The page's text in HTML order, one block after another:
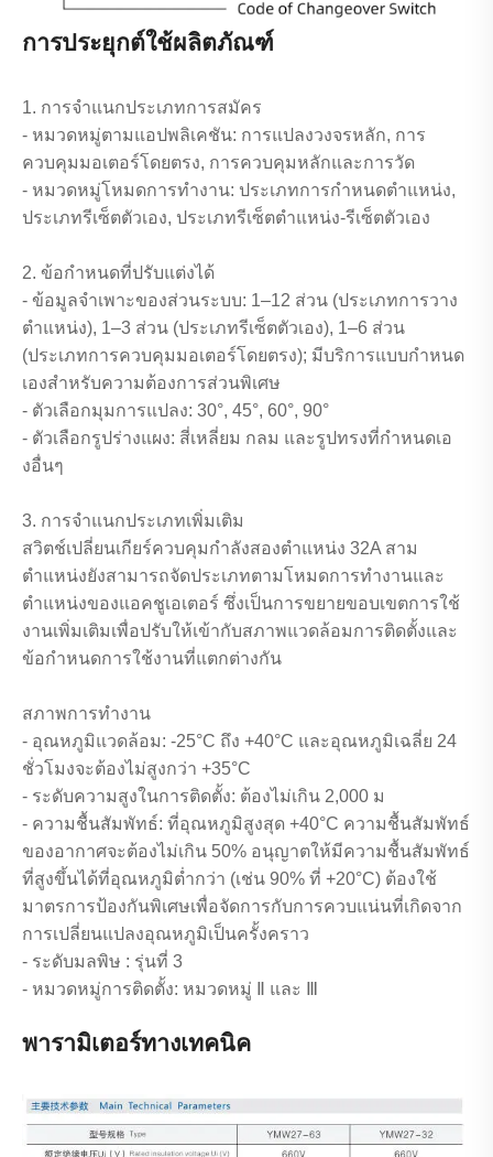
การประยุกต์ใช้ผลิตภัณฑ์
1. การจำแนกประเภทการสมัคร
- หมวดหมู่ตามแอปพลิเคชัน: การแปลงวงจรหลัก, การ
ควบคุมมอเตอร์โดยตรง, การควบคุมหลักและการวัด
- หมวดหมู่โหมดการทำงาน: ประเภทการกำหนดตำแหน่ง,
ประเภทรีเซ็ตตัวเอง, ประเภทรีเซ็ตตำแหน่ง-รีเซ็ตตัวเอง
2. ข้อกำหนดที่ปรับแต่งได้
- ข้อมูลจำเพาะของส่วนระบบ: 1–12 ส่วน (ประเภทการวาง
ตำแหน่ง), 1–3 ส่วน (ประเภทรีเซ็ตตัวเอง), 1–6 ส่วน
(ประเภทการควบคุมมอเตอร์โดยตรง); มีบริการแบบกำหนด
เองสำหรับความต้องการส่วนพิเศษ
- ตัวเลือกมุมการแปลง: 30°, 45°, 60°, 90°
- ตัวเลือกรูปร่างแผง: สี่เหลี่ยม กลม และรูปทรงที่กำหนดเอ
งอื่นๆ
3. การจำแนกประเภทเพิ่มเติม
สวิตช์เปลี่ยนเกียร์ควบคุมกำลังสองตำแหน่ง 32A สาม
ตำแหน่งยังสามารถจัดประเภทตามโหมดการทำงานและ
ตำแหน่งของแอคชูเอเตอร์ ซึ่งเป็นการขยายขอบเขตการใช้
งานเพิ่มเติมเพื่อปรับให้เข้ากับสภาพแวดล้อมการติดตั้งและ
ข้อกำหนดการใช้งานที่แตกต่างกัน
สภาพการทำงาน
- อุณหภูมิแวดล้อม: -25°C ถึง +40°C และอุณหภูมิเฉลี่ย 24
ชั่วโมงจะต้องไม่สูงกว่า +35°C
- ระดับความสูงในการติดตั้ง: ต้องไม่เกิน 2,000 ม
- ความชื้นสัมพัทธ์: ที่อุณหภูมิสูงสุด +40°C ความชื้นสัมพัทธ์
ของอากาศจะต้องไม่เกิน 50% อนุญาตให้มีความชื้นสัมพัทธ์
ที่สูงขึ้นได้ที่อุณหภูมิต่ำกว่า (เช่น 90% ที่ +20°C) ต้องใช้
มาตรการป้องกันพิเศษเพื่อจัดการกับการควบแน่นที่เกิดจาก
การเปลี่ยนแปลงอุณหภูมิเป็นครั้งคราว
- ระดับมลพิษ : รุ่นที่ 3
- หมวดหมู่การติดตั้ง: หมวดหมู่ Ⅱ และ Ⅲ
พารามิเตอร์ทางเทคนิค